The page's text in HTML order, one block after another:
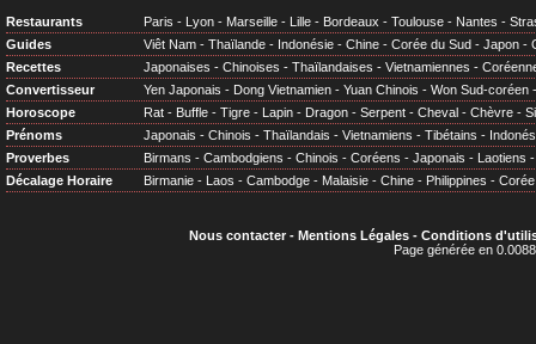
Restaurants Paris - Lyon - Marseille - Lille - Bordeaux - Toulouse - Nantes -
Guides
Viêt Nam - Thaïlande - Indonésie - Chine - Corée du Sud - Japon -
Recettes
Japonaises - Chinoises - Thaïlandaises - Vietnamiennes -
Convertisseur
Yen Japonais - Dong Vietnamien - Yuan Chinois - Won Sud-coréen
Horoscope
Rat - Buffle - Tigre - Lapin - Dragon - Serpent - Cheval - Chèvre -
Prénoms
Japonais - Chinois - Thaïlandais - Vietnamiens - Tibétains -
Proverbes
Birmans - Cambodgiens - Chinois - Coréens - Japonais - Laotiens
Décalage Horaire
Birmanie - Laos - Cambodge - Malaisie - Chine - Philippines - Corée
Nous contacter- Mentions Légales- Conditions
Page générée en